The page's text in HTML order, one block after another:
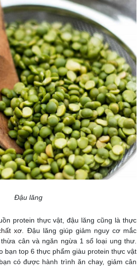
Đậu lăng
protein thực vật, đậu lăng cũng là thực
xơ . Đậu lăng giúp giảm nguy cơ mắc
cân và ngăn ngừa 1 số loại ung thư.
bạn top 6 thực phẩm giàu protein thực vật
có được hành trình ăn chay, giảm cân